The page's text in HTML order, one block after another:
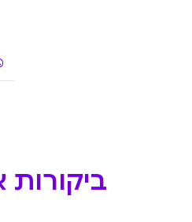
ביקורות